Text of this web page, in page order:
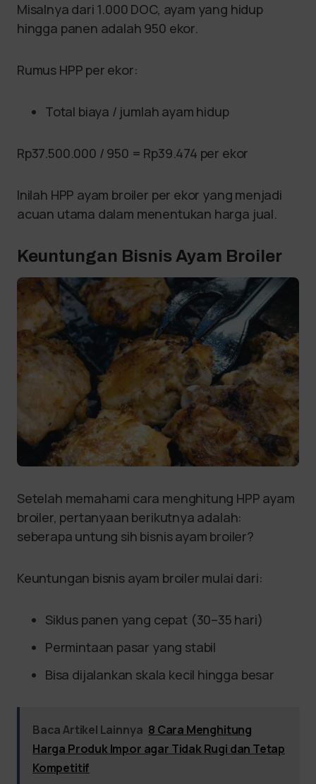
Misalnya dari 1.000 DOC, ayam yang hidup
hingga panen adalah 950 ekor.
Rumus HPP per ekor:
Total biaya / jumlah ayam hidup
Rp37.500.000 / 950 = Rp39.474 per ekor
Inilah HPP ayam broiler per ekor yang menjadi
acuan utama dalam menentukan harga jual.
Keuntungan Bisnis Ayam Broiler
Setelah memahami cara menghitung HPP ayam
broiler, pertanyaan berikutnya adalah:
seberapa untung sih bisnis ayam broiler?
Keuntungan bisnis ayam broiler mulai dari:
Siklus panen yang cepat (30–35 hari)
Permintaan pasar yang stabil
Bisa dijalankan skala kecil hingga besar
Baca Artikel Lainnya 8 Cara Menghitung
Harga Produk Impor agar Tidak Rugi dan Tetap
Kompetitif